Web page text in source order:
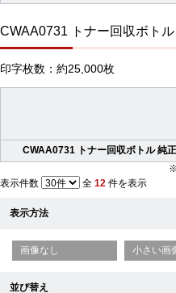
CWAA0731 トナー回収ボト
印字枚数：約25,000枚
CWAA0731 トナー回収ボトル 純正
表示件数 全 12 件を表示
表示方法
画像なし 小さい画
並び替え